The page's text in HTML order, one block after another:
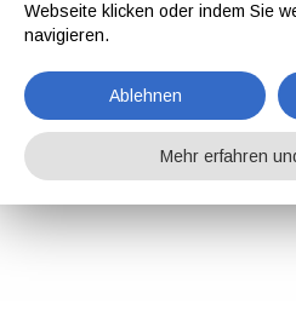
Webseite klicken oder indem Sie
navigieren.
Ablehnen
Mehr erfahren